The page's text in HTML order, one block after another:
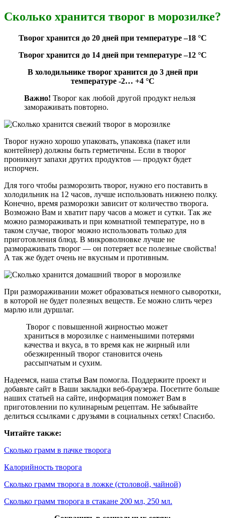
Сколько хранится творог в морозилке?
Творог хранится до 20 дней при температуре –18 °С
Творог хранится до 14 дней при температуре –12 °С
В холодильнике творог хранится до 3 дней при
температуре -2… +4 °С
Важно! Творог как любой другой продукт нельзя
замораживать повторно.
Творог нужно хорошо упаковать, упаковка (пакет или
контейнер) должны быть герметичны. Если в творог
проникнут запахи других продуктов — продукт будет
испорчен.
Для того чтобы разморозить творог, нужно его поставить в
холодильник на 12 часов, лучше использовать нижнею полку.
Конечно, время разморозки зависит от количество творога.
Возможно Вам и хватит пару часов а может и сутки. Так же
можно размораживать и при комнатной температуре, но в
таком случае, творог можно использовать только для
приготовления блюд. В микроволновке лучше не
размораживать творог — он потеряет все полезные свойства!
А так же будет очень не вкусным и противным.
При размораживании может образоваться немного сыворотки,
в которой не будет полезных веществ. Ее можно слить через
марлю или дуршлаг.
Творог с повышенной жирностью может
храниться в морозилке с наименьшими потерями
качества и вкуса, в то время как не жирный или
обезжиренный творог становится очень
рассыпчатым и сухим.
Надеемся, наша статья Вам помогла. Поддержите проект и
добавьте сайт в Ваши закладки веб-браузера. Посетите больше
наших статьей на сайте, информация поможет Вам в
приготовлении по кулинарным рецептам. Не забывайте
делиться ссылками с друзьями в социальных сетях! Спасибо.
Читайте также:
Сколько грамм в пачке творога
Калорийность творога
Сколько грамм творога в ложке (столовой, чайной)
Сколько грамм творога в стакане 200 мл, 250 мл.